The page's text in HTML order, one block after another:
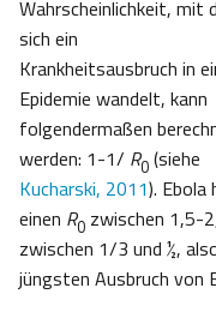
Wahrscheinlichkeit, mit
sich ein
Krankheitsausbruch in
Epidemie wandelt, kann
folgendermaßen
werden: 1-1/ R0 (siehe
Kucharski, 2011). Ebola
einen R0 zwischen 1,5-
zwischen 1/3 und ½,
jüngsten Ausbruch von